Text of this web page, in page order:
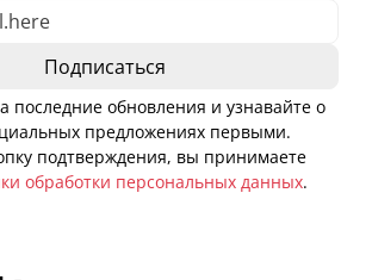
последние обновления и узнавайте о
предложениях первыми.
подтверждения, вы принимаете
обработки персональных данных.